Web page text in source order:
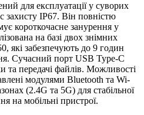
для експлуатації у суворих
захисту IP67. Він повністю
короткочасне занурення у
на базі двох знімних
які забезпечують до 9 годин
Сучасний порт USB Type-C
та передачі файлів. Можливості
модулями Bluetooth та Wi-
(2.4G та 5G) для стабільної
на мобільні пристрої.